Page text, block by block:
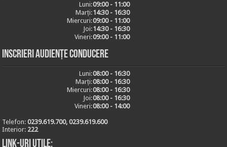
Luni:09:00 - 11:00
Marți:14:30 - 16:30
Miercuri:09:00 - 11:00
Joi:14:30 - 16:30
Vineri:09:00 - 11:00
Inscrieri audiențe conducere
Luni:08:00 - 16:30
Marți:08:00 - 16:30
Miercuri:08:00 - 16:30
Joi:08:00 - 16:30
Vineri:08:00 - 14:00
Telefon:0239.619.700, 0239.619.600
Interior: 222
Link-uri utile: